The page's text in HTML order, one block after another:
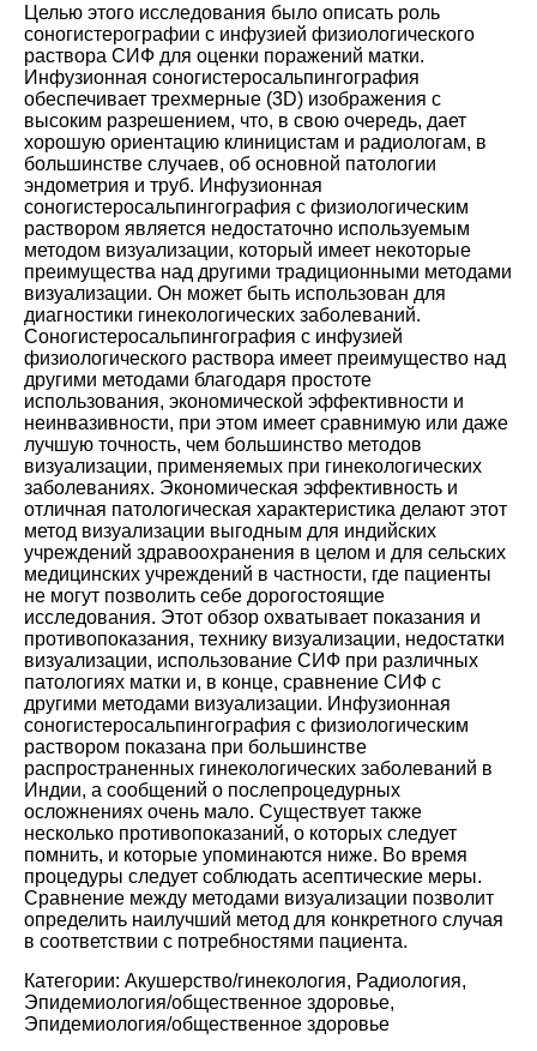
Целью этого исследования было описать роль
соногистерографии с инфузией физиологического
раствора СИФ для оценки поражений матки.
Инфузионная соногистеросальпингография
обеспечивает трехмерные (3D) изображения с
высоким разрешением, что, в свою очередь, дает
хорошую ориентацию клиницистам и радиологам, в
большинстве случаев, об основной патологии
эндометрия и труб. Инфузионная
соногистеросальпингография с физиологическим
раствором является недостаточно используемым
методом визуализации, который имеет некоторые
преимущества над другими традиционными методами
визуализации. Он может быть использован для
диагностики гинекологических заболеваний.
Соногистеросальпингография с инфузией
физиологического раствора имеет преимущество над
другими методами благодаря простоте
использования, экономической эффективности и
неинвазивности, при этом имеет сравнимую или даже
лучшую точность, чем большинство методов
визуализации, применяемых при гинекологических
заболеваниях. Экономическая эффективность и
отличная патологическая характеристика делают этот
метод визуализации выгодным для индийских
учреждений здравоохранения в целом и для сельских
медицинских учреждений в частности, где пациенты
не могут позволить себе дорогостоящие
исследования. Этот обзор охватывает показания и
противопоказания, технику визуализации, недостатки
визуализации, использование СИФ при различных
патологиях матки и, в конце, сравнение СИФ с
другими методами визуализации. Инфузионная
соногистеросальпингография с физиологическим
раствором показана при большинстве
распространенных гинекологических заболеваний в
Индии, а сообщений о послепроцедурных
осложнениях очень мало. Существует также
несколько противопоказаний, о которых следует
помнить, и которые упоминаются ниже. Во время
процедуры следует соблюдать асептические меры.
Сравнение между методами визуализации позволит
определить наилучший метод для конкретного случая
в соответствии с потребностями пациента.
Категории: Акушерство/гинекология, Радиология,
Эпидемиология/общественное здоровье,
Эпидемиология/общественное здоровье